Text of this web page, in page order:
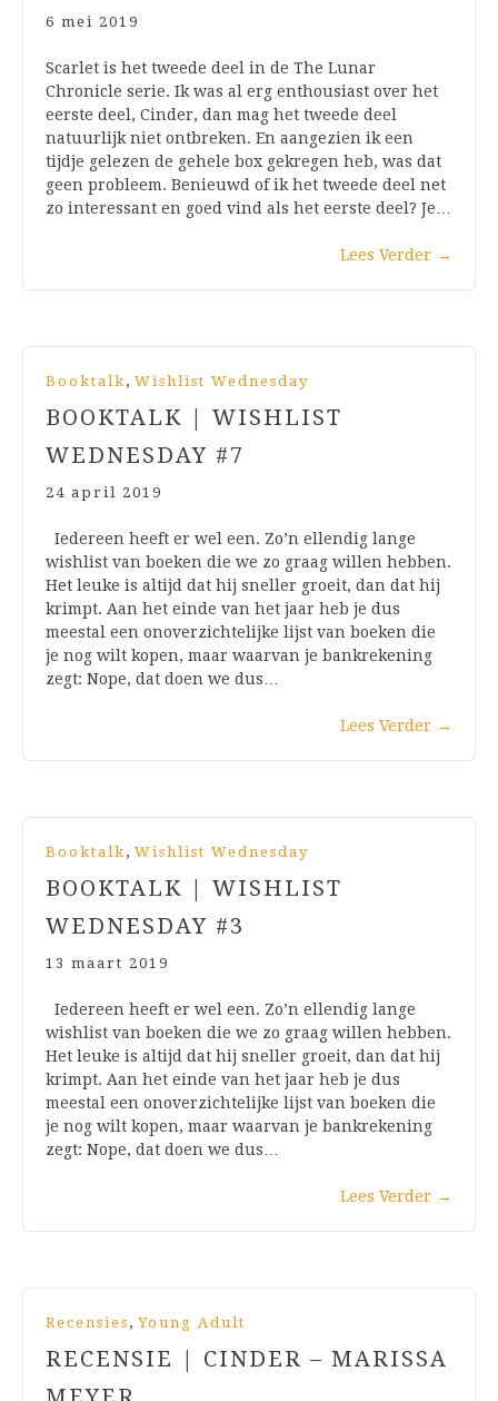
6 mei 2019
Scarlet is het tweede deel in de The Lunar
Chronicle serie. Ik was al erg enthousiast over het
eerste deel, Cinder, dan mag het tweede deel
natuurlijk niet ontbreken. En aangezien ik een
tijdje gelezen de gehele box gekregen heb, was dat
geen probleem. Benieuwd of ik het tweede deel net
zo interessant en goed vind als het eerste deel? Je…
Lees Verder →
Booktalk , Wishlist Wednesday
BOOKTALK | WISHLIST
WEDNESDAY #7
24 april 2019
Iedereen heeft er wel een. Zo’n ellendig lange
wishlist van boeken die we zo graag willen hebben.
Het leuke is altijd dat hij sneller groeit, dan dat hij
krimpt. Aan het einde van het jaar heb je dus
meestal een onoverzichtelijke lijst van boeken die
je nog wilt kopen, maar waarvan je bankrekening
zegt: Nope, dat doen we dus…
Lees Verder →
Booktalk , Wishlist Wednesday
BOOKTALK | WISHLIST
WEDNESDAY #3
13 maart 2019
Iedereen heeft er wel een. Zo’n ellendig lange
wishlist van boeken die we zo graag willen hebben.
Het leuke is altijd dat hij sneller groeit, dan dat hij
krimpt. Aan het einde van het jaar heb je dus
meestal een onoverzichtelijke lijst van boeken die
je nog wilt kopen, maar waarvan je bankrekening
zegt: Nope, dat doen we dus…
Lees Verder →
Recensies , Young Adult
RECENSIE | CINDER – MARISSA